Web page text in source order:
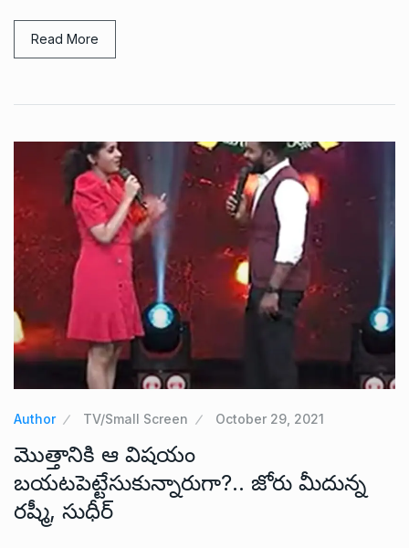
Read More
Author TV/Small Screen October 29, 2021
మొత్తానికి ఆ విషయం
బయటపెట్టేసుకున్నారుగా?.. జోరు మీదున్న
రష్మీ, సుధీర్